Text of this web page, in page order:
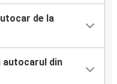
de la
autocarul din